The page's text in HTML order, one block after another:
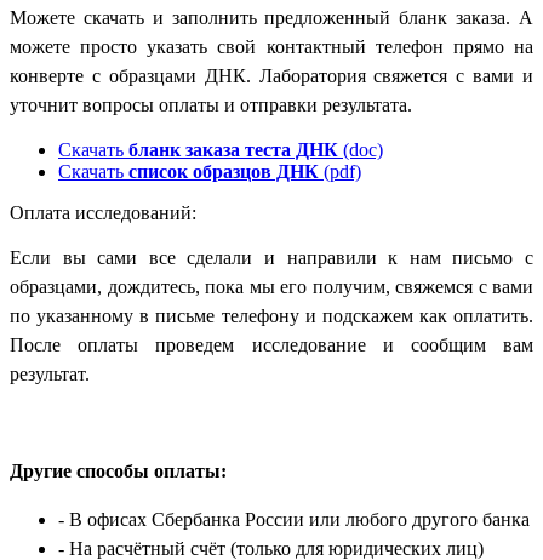
Можете скачать и заполнить предложенный бланк заказа. А
можете просто указать свой контактный телефон прямо на
конверте с образцами ДНК. Лаборатория свяжется с вами и
уточнит вопросы оплаты и отправки результата.
Скачать бланк заказа теста ДНК (doc)
Скачать список образцов ДНК (pdf)
Оплата исследований:
Если вы сами все сделали и направили к нам письмо с
образцами, дождитесь, пока мы его получим, свяжемся с вами
по указанному в письме телефону и подскажем как оплатить.
После оплаты проведем исследование и сообщим вам
результат.
Другие способы оплаты:
- В офисах Сбербанка России или любого другого банка
- На расчётный счёт (только для юридических лиц)